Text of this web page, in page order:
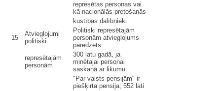
represētas personas vai
kā nacionālās pretošanās
kustības dalībnieki
15
Atvieglojumi
politiski
Politiski represētajām
personām atvieglojums
paredzēts
represētajām
personām
300 latu gadā, ja
minētajai personai
saskaņā ar likumu
"Par valsts pensijām" ir
piešķirta pensija; 552 lati